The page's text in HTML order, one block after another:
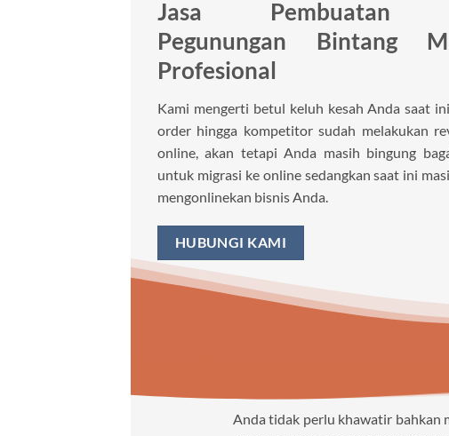
Jasa Pembuatan
Pegunungan Bintang
Profesional
Kami mengerti betul keluh kesah Anda saat
order hingga kompetitor sudah melakukan
online, akan tetapi Anda masih bingung
untuk migrasi ke online sedangkan saat ini
mengonlinekan bisnis Anda.
HUBUNGI KAMI
Anda tidak perlu khawatir bahkan